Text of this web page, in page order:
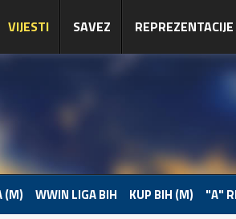
VIJESTI SAVEZ REPREZENTACIJE
(M) WWIN LIGA BIH KUP BIH (M) "A"